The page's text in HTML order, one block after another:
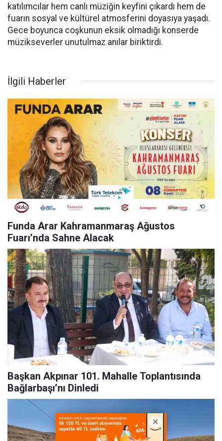
katılımcılar hem canlı müziğin keyfini çıkardı hem de
fuarın sosyal ve kültürel atmosferini doyasıya yaşadı.
Gece boyunca coşkunun eksik olmadığı konserde
müzikseverler unutulmaz anılar biriktirdi.
İlgili Haberler
Funda Arar Kahramanmaraş Ağustos
Fuarı’nda Sahne Alacak
Başkan Akpınar 101. Mahalle Toplantısında
Bağlarbaşı’nı Dinledi